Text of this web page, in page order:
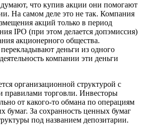
что купив акции они помогают
На самом деле это не так. Компания
акций только в период
IPO (при этом делается допэмиссия)
акционерного общества.
деньги из одного
компании эти деньги
организационной структурой с
правилами торговли. Инвесторы
от какого-то обмана по операциям
бумаг. За сохранность ценных бумаг
под названием депозитарии.